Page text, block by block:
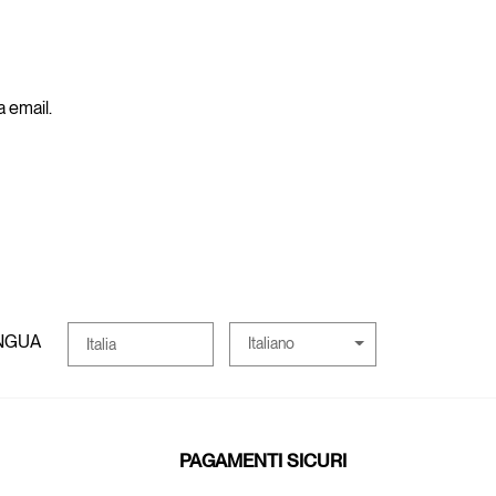
email.
Italia Italiano
PAGAMENTI SICURI